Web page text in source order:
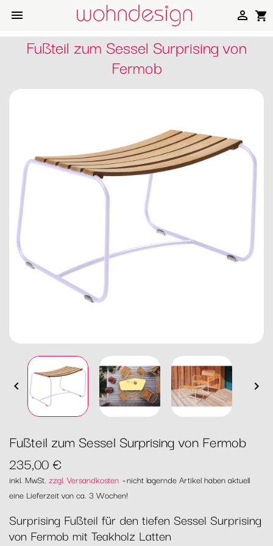
 shopping_cart

Fußteil zum Sessel Surprising von
Fermob
 
Fußteil zum Sessel Surprising von Fermob
235,00 €
inkl. MwSt. zzgl. Versandkosten nicht lagernde Artikel haben aktuell
eine Lieferzeit von ca. 3 Wochen!
Surprising Fußteil für den tiefen Sessel Surprising
von Fermob mit Teakholz Latten